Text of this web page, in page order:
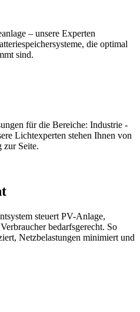
– unsere Experten
die optimal
sind.
für die Bereiche: Industrie -
Lichtexperten stehen Ihnen von
zur Seite.
steuert PV-Anlage,
bedarfsgerecht. So
Netzbelastungen minimiert und